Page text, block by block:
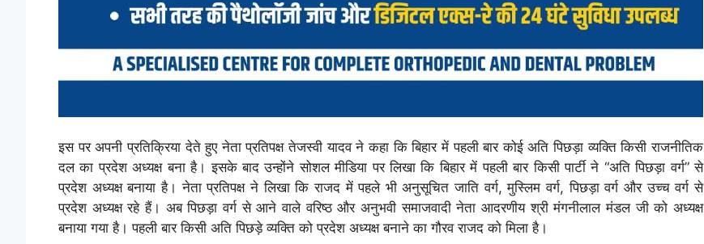
इस पर अपनी प्रतिक्रिया देते हुए नेता प्रतिपक्ष तेजस्वी यादव ने कहा कि बिहार में पहली बार कोई अति पिछड़ा व्यक्ति किसी राजनीतिक
दल का प्रदेश अध्यक्ष बना है। इसके बाद उन्होंने सोशल मीडिया पर लिखा कि बिहार में पहली बार किसी पार्टी ने “अति पिछड़ा वर्ग” से
प्रदेश अध्यक्ष बनाया है। नेता प्रतिपक्ष ने लिखा कि राजद में पहले भी अनुसूचित जाति वर्ग, मुस्लिम वर्ग, पिछड़ा वर्ग और उच्च वर्ग से
प्रदेश अध्यक्ष रहे हैं। अब पिछड़ा वर्ग से आने वाले वरिष्ठ और अनुभवी समाजवादी नेता आदरणीय श्री मंगनीलाल मंडल जी को अध्यक्ष
बनाया गया है। पहली बार किसी अति पिछड़े व्यक्ति को प्रदेश अध्यक्ष बनाने का गौरव राजद को मिला है।